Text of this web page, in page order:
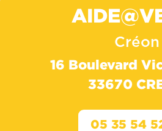
Créon
16 Boulevard
33670
05 35 54